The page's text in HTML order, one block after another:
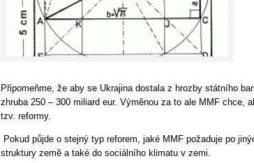
Připomeňme, že aby se Ukrajina dostala z hrozby státního
zhruba 250 – 300 miliard eur. Výměnou za to ale MMF chce,
tzv. reformy.
Pokud půjde o stejný typ reforem, jaké MMF požaduje po
struktury země a také do sociálního klimatu v zemi.